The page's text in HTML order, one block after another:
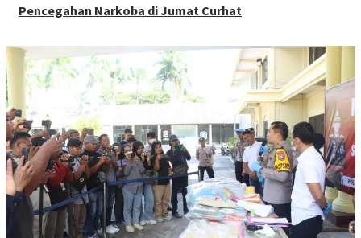
Pencegahan Narkoba di Jumat Curhat